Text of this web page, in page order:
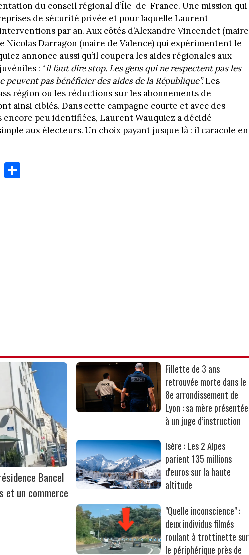
du conseil régional d’Île-de-France. Une mission qui
de sécurité privée et pour laquelle Laurent
par an. Aux côtés d’Alexandre Vincendet (maire
Nicolas Darragon (maire de Valence) qui expérimentent le
annonce aussi qu’il coupera les aides régionales aux
: “il faut dire stop. Les gens qui ne respectent pas les
peuvent pas bénéficier des aides de la République”.Les
région ou les réductions sur les abonnements de
ainsi ciblés. Dans cette campagne courte et avec des
encore peu identifiées, Laurent Wauquiez a décidé
aux électeurs. Un choix payant jusque là : il caracole en
E
m
Bancel
et un commerce
Fillette de 3 ans
retrouvée morte dans le
8e arrondissement de
Lyon : sa mère présentée
à un juge d’instruction
Isère : Les 2 Alpes
parient 135 millions
d'euros sur la haute
altitude
"Quelle inconscience" :
deux individus filmés
roulant à trottinette sur
le périphérique près de